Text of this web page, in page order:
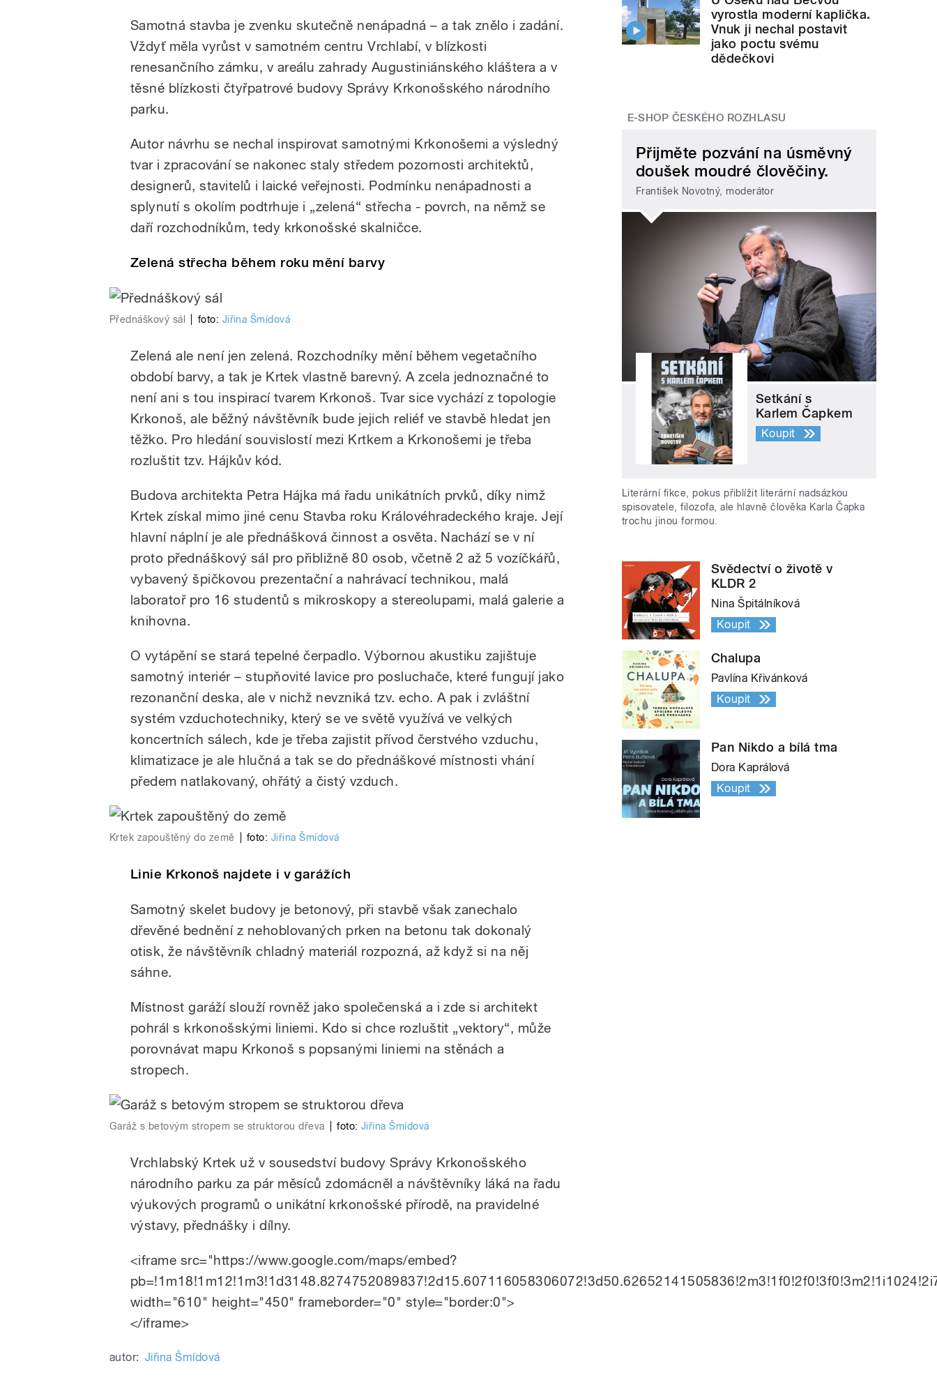
Samotná stavba je zvenku skutečně nenápadná – a tak znělo i zadání.
Vždyť měla vyrůst v samotném centru Vrchlabí, v blízkosti
renesančního zámku, v areálu zahrady Augustiniánského kláštera a v
těsné blízkosti čtyřpatrové budovy Správy Krkonošského národního
parku.
Autor návrhu se nechal inspirovat samotnými Krkonošemi a výsledný
tvar i zpracování se nakonec staly středem pozornosti architektů,
designerů, stavitelů i laické veřejnosti. Podmínku nenápadnosti a
splynutí s okolím podtrhuje i „zelená“ střecha - povrch, na němž se
daří rozchodníkům, tedy krkonošské skalničce.
Zelená střecha během roku mění barvy
Přednáškový sál foto: Jiřina Šmídová
Zelená ale není jen zelená. Rozchodníky mění během vegetačního
období barvy, a tak je Krtek vlastně barevný. A zcela jednoznačné to
není ani s tou inspirací tvarem Krkonoš. Tvar sice vychází z topologie
Krkonoš, ale běžný návštěvník bude jejich reliéf ve stavbě hledat jen
těžko. Pro hledání souvislostí mezi Krtkem a Krkonošemi je třeba
rozluštit tzv. Hájkův kód.
Budova architekta Petra Hájka má řadu unikátních prvků, díky nimž
Krtek získal mimo jiné cenu Stavba roku Královéhradeckého kraje. Její
hlavní náplní je ale přednášková činnost a osvěta. Nachází se v ní
proto přednáškový sál pro přibližně 80 osob, včetně 2 až 5 vozíčkářů,
vybavený špičkovou prezentační a nahrávací technikou, malá
laboratoř pro 16 studentů s mikroskopy a stereolupami, malá galerie a
knihovna.
O vytápění se stará tepelné čerpadlo. Výbornou akustiku zajištuje
samotný interiér – stupňovité lavice pro posluchače, které fungují jako
rezonanční deska, ale v nichž nevzniká tzv. echo. A pak i zvláštní
systém vzduchotechniky, který se ve světě využívá ve velkých
koncertních sálech, kde je třeba zajistit přívod čerstvého vzduchu,
klimatizace je ale hlučná a tak se do přednáškové místnosti vhání
předem natlakovaný, ohřátý a čistý vzduch.
Krtek zapouštěný do země foto: Jiřina Šmídová
Linie Krkonoš najdete i v garážích
Samotný skelet budovy je betonový, při stavbě však zanechalo
dřevěné bednění z nehoblovaných prken na betonu tak dokonalý
otisk, že návštěvník chladný materiál rozpozná, až když si na něj
sáhne.
Místnost garáží slouží rovněž jako společenská a i zde si architekt
pohrál s krkonošskými liniemi. Kdo si chce rozluštit „vektory“, může
porovnávat mapu Krkonoš s popsanými liniemi na stěnách a
stropech.
Garáž s betovým stropem se struktorou dřeva foto:Jiřina Šmídová
Vrchlabský Krtek už v sousedství budovy Správy Krkonošského
národního parku za pár měsíců zdomácněl a návštěvníky láká na řadu
výukových programů o unikátní krkonošské přírodě, na pravidelné
výstavy, přednášky i dílny.
<iframe src="https://www.google.com/maps/embed?
width="610" height="450" frameborder="0" style="border:0">
</iframe>
autor: Jiřina Šmídová
vyrostla moderní kaplička.
Vnuk ji nechal postavit
jako poctu svému
dědečkovi
E-SHOP ČESKÉHO ROZHLASU
Přijměte pozvání na úsměvný
doušek moudré člověčiny.
František Novotný, moderátor
Setkání s
Karlem Čapkem
Koupit
Literární fikce, pokus přiblížit literární nadsázkou
spisovatele, filozofa, ale hlavně člověka Karla Čapka
trochu jinou formou.
Svědectví o životě v
KLDR 2
Nina Špitálníková
Koupit
Chalupa
Pavlína Křivánková
Koupit
Pan Nikdo a bílá tma
Dora Kaprálová
Koupit